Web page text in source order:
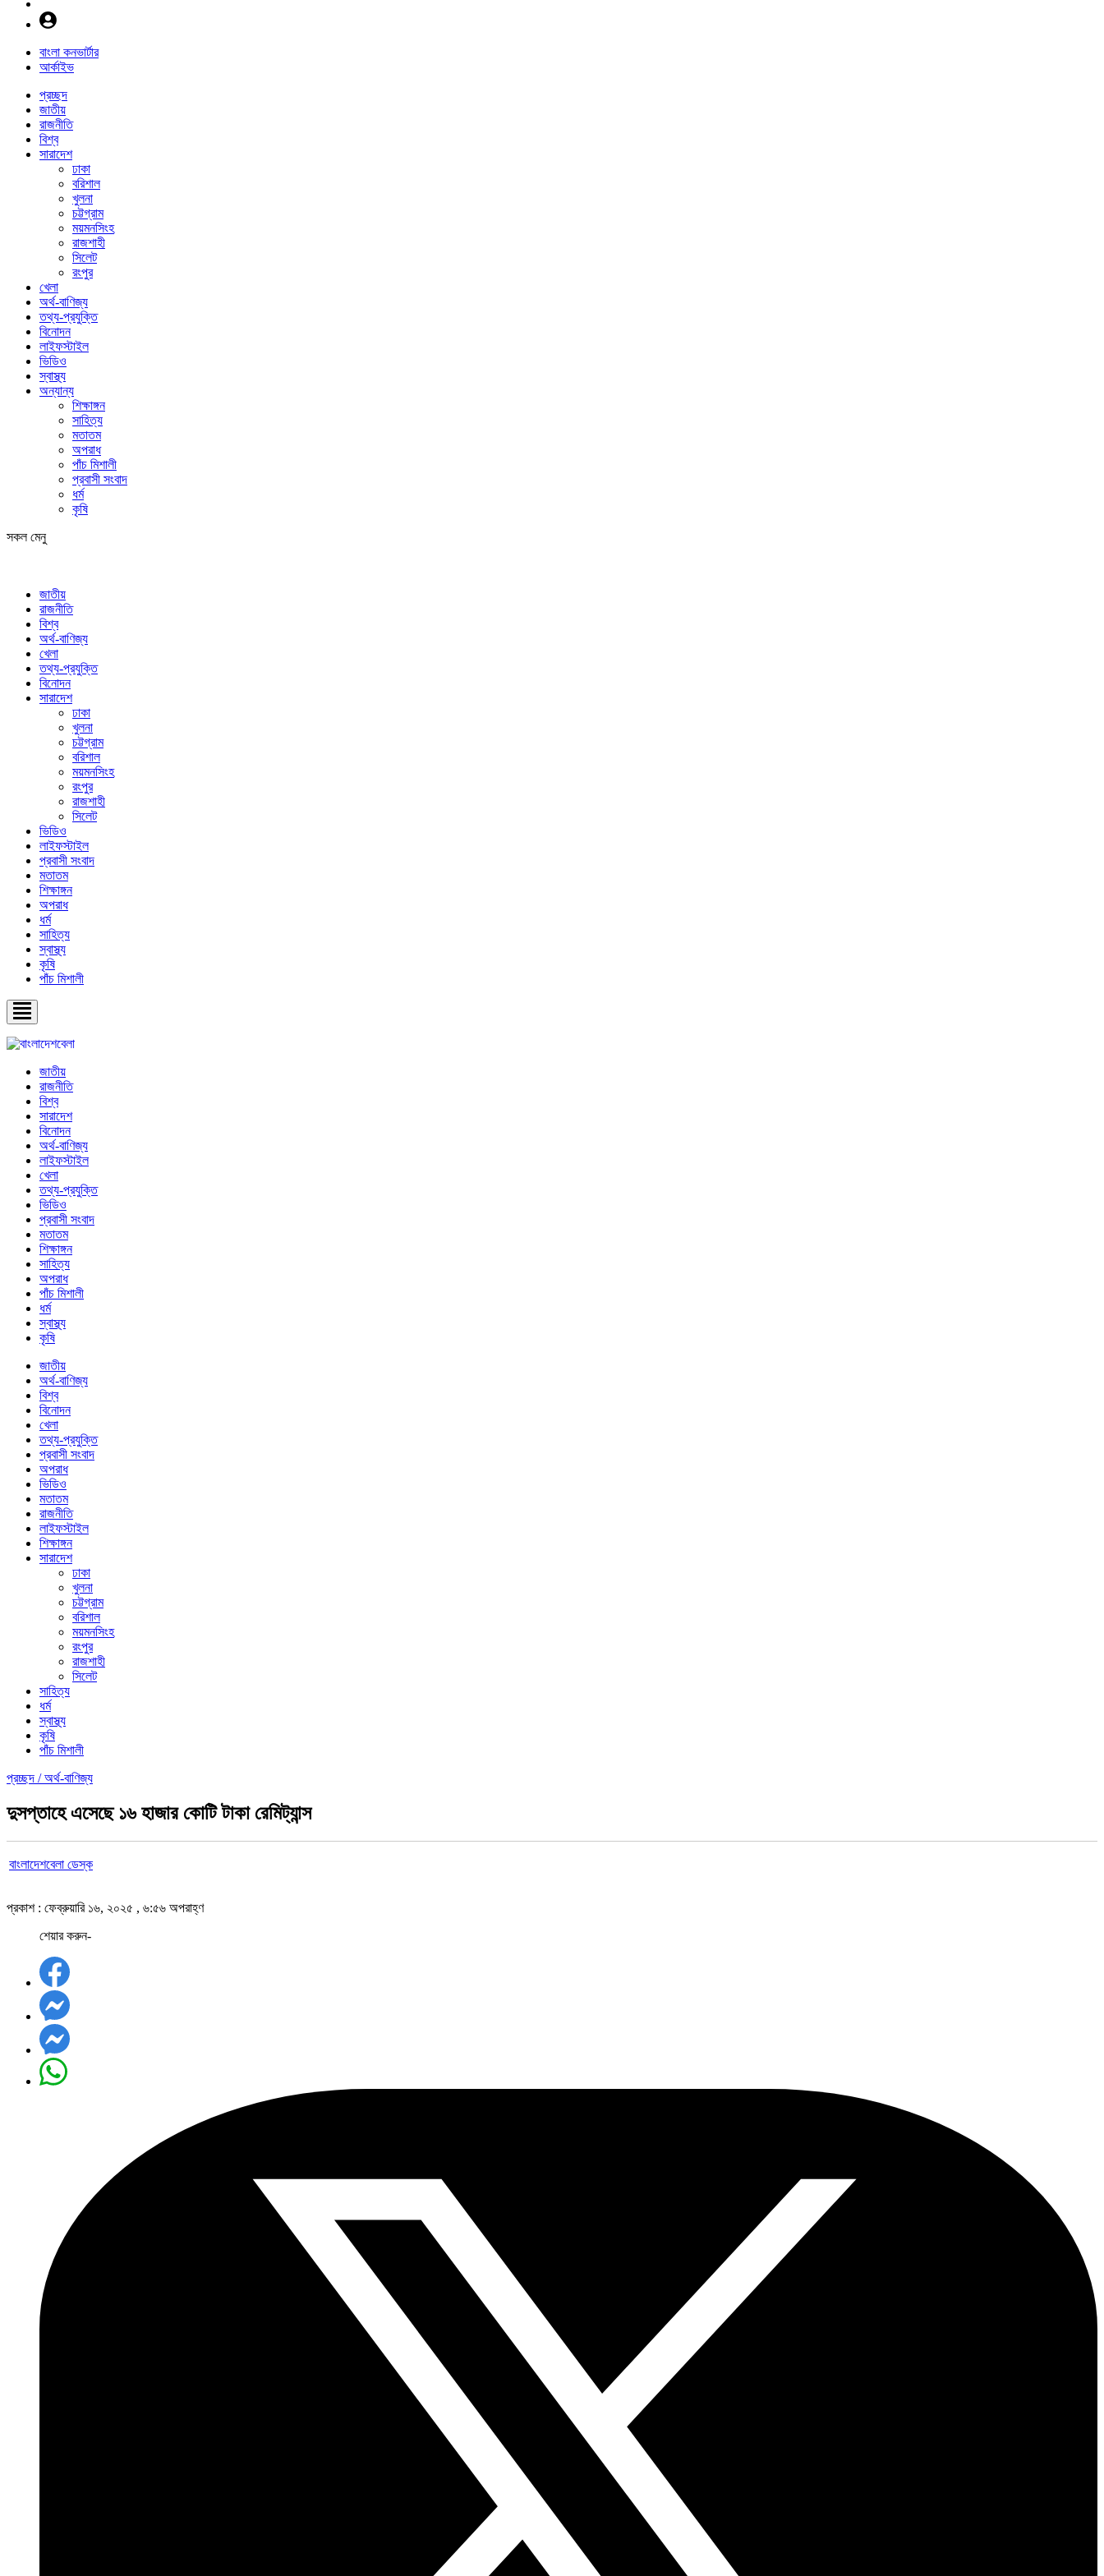
বাংলা কনভার্টার
আর্কাইভ
প্রচ্ছদ
জাতীয়
রাজনীতি
বিশ্ব
সারাদেশ
ঢাকা
বরিশাল
খুলনা
চট্টগ্রাম
ময়মনসিংহ
রাজশাহী
সিলেট
রংপুর
খেলা
অর্থ-বাণিজ্য
তথ্য-প্রযুক্তি
বিনোদন
লাইফস্টাইল
ভিডিও
স্বাস্থ্য
অন্যান্য
শিক্ষাঙ্গন
সাহিত্য
মতাতম
অপরাধ
পাঁচ মিশালী
প্রবাসী সংবাদ
ধর্ম
কৃষি
সকল মেনু
জাতীয়
রাজনীতি
বিশ্ব
অর্থ-বাণিজ্য
খেলা
তথ্য-প্রযুক্তি
বিনোদন
সারাদেশ
ঢাকা
খুলনা
চট্টগ্রাম
বরিশাল
ময়মনসিংহ
রংপুর
রাজশাহী
সিলেট
ভিডিও
লাইফস্টাইল
প্রবাসী সংবাদ
মতাতম
শিক্ষাঙ্গন
অপরাধ
ধর্ম
সাহিত্য
স্বাস্থ্য
কৃষি
পাঁচ মিশালী
জাতীয়
রাজনীতি
বিশ্ব
সারাদেশ
বিনোদন
অর্থ-বাণিজ্য
লাইফস্টাইল
খেলা
তথ্য-প্রযুক্তি
ভিডিও
প্রবাসী সংবাদ
মতাতম
শিক্ষাঙ্গন
সাহিত্য
অপরাধ
পাঁচ মিশালী
ধর্ম
স্বাস্থ্য
কৃষি
জাতীয়
অর্থ-বাণিজ্য
বিশ্ব
বিনোদন
খেলা
তথ্য-প্রযুক্তি
প্রবাসী সংবাদ
অপরাধ
ভিডিও
মতাতম
রাজনীতি
লাইফস্টাইল
শিক্ষাঙ্গন
সারাদেশ
ঢাকা
খুলনা
চট্টগ্রাম
বরিশাল
ময়মনসিংহ
রংপুর
রাজশাহী
সিলেট
সাহিত্য
ধর্ম
স্বাস্থ্য
কৃষি
পাঁচ মিশালী
প্রচ্ছদ /অর্থ-বাণিজ্য
দুসপ্তাহে এসেছে ১৬ হাজার কোটি টাকা রেমিট্যান্স
বাংলাদেশবেলা ডেস্ক
প্রকাশ : ফেব্রুয়ারি ১৬, ২০২৫ , ৬:৫৬ অপরাহ্ণ
শেয়ার করুন-